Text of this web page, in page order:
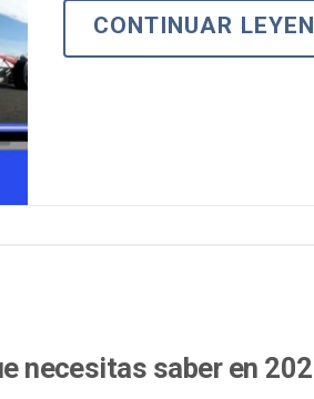
Marketing de Video
Emisoras de Radio y Televisión
CONTINUAR
necesitas saber en